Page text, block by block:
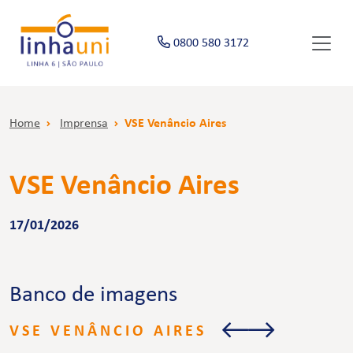
0800 580 3172
Home Imprensa VSE Venâncio Aires
VSE Venâncio Aires
17/01/2026
Banco de imagens
VSE VENÂNCIO AIRES